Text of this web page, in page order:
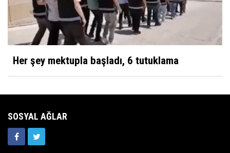
Her şey mektupla başladı, 6 tutuklama
SOSYAL AĞLAR